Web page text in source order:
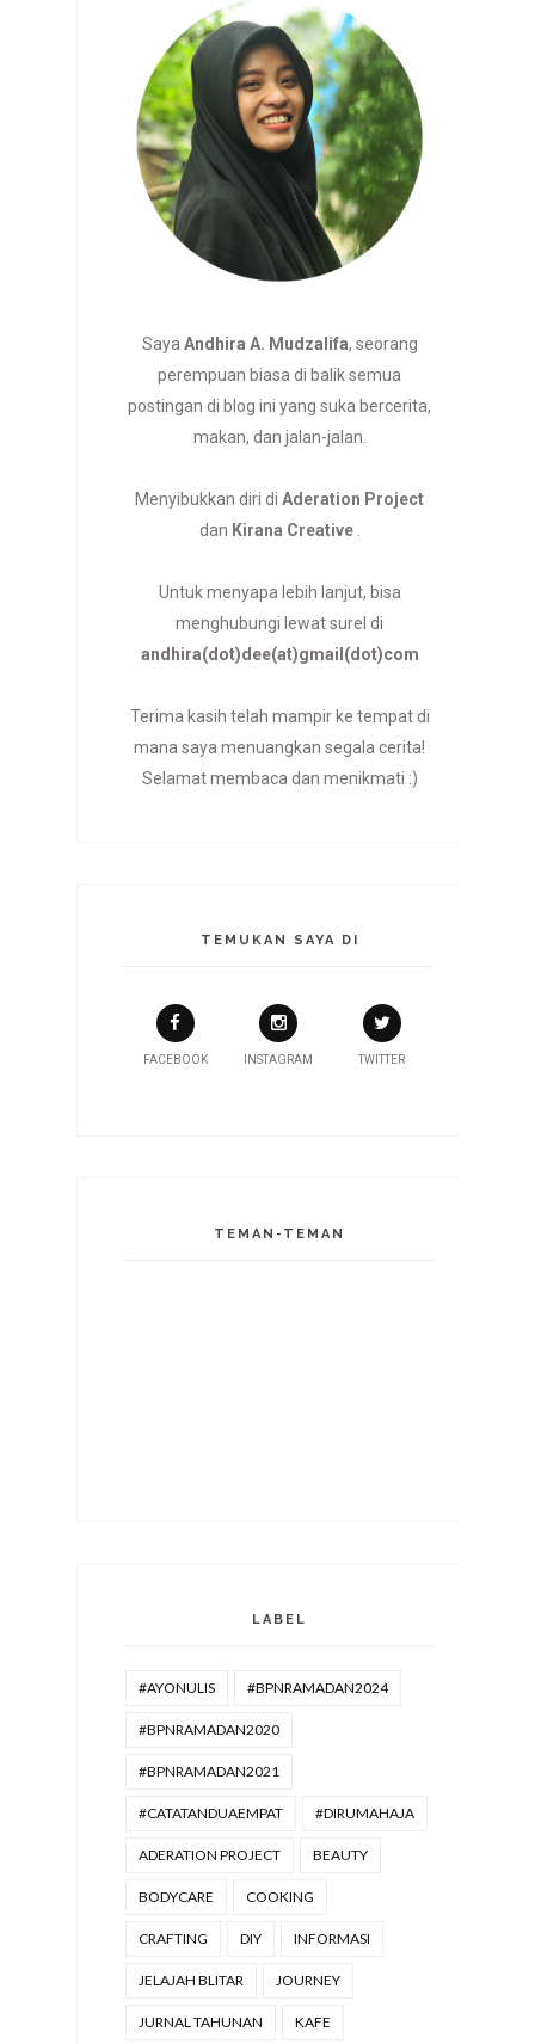
Saya Andhira A. Mudzalifa, seorang
perempuan biasa di balik semua
postingan di blog ini yang suka bercerita,
makan, dan jalan-jalan.
Menyibukkan diri di Aderation Project
dan Kirana Creative
Untuk menyapa lebih lanjut, bisa
menghubungi lewat surel di
andhira(dot)dee(at)gmail(dot)com
Terima kasih telah mampir ke tempat di
mana saya menuangkan segala cerita!
Selamat membaca dan menikmati :)
TEMUKAN SAYA DI
FACEBOOK INSTAGRAM TWITTER
TEMAN-TEMAN
LABEL
#AYONULIS #BPNRAMADAN2024
#BPNRAMADAN2020
#BPNRAMADAN2021
#CATATANDUAEMPAT #DIRUMAHAJA
ADERATION PROJECT BEAUTY
BODYCARE COOKING
CRAFTING DIY INFORMASI
JELAJAH BLITAR JOURNEY
JURNAL TAHUNAN KAFE